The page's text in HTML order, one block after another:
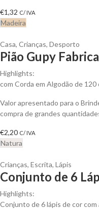
€1,32 C/ IVA
Madeira
Casa, Crianças, Desporto
Pião Gupy
Highlights:
com Corda em Algodão de
Valor apresentado para o
compra de grandes
€2,20 C/ IVA
Natura
Crianças, Escrita, Lápis
Conjunto de 6
Highlights:
Conjunto de 6 lápis de cor